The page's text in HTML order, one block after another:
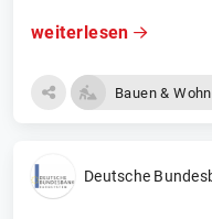
weiterlesen
Bauen &
Deutsche